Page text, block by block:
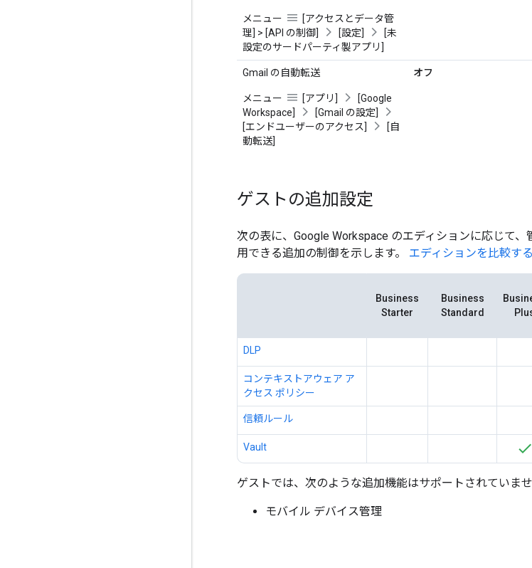
メニュー
[アクセスとデータ管
理] > [API の制御]
[設定]
[未
設定のサードパーティ製アプリ]
Gmail の自動転送
メニュー [アプリ]
[Google
Workspace]
[Gmail の設定]
[エンドユーザーのアクセス]
[自
動転送]
オフ
ゲストの追加設定
次の表に、Google Workspace のエディションに応じて、
用できる追加の制御を示します。 エディションを比較する
Business
Starter
Business
Standard
DLP
コンテキストアウェア ア
クセス ポリシー
信頼ルール
Vault
ゲストでは、次のような追加機能はサポートされていませ
モバイル デバイス管理